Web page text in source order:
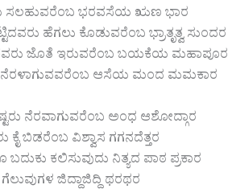
ಸಲಹುವರೆಂಬ ಭರವಸೆಯ ಋಣ ಭಾರ
ಹೆಗಲು ಕೊಡುವರೆಂಬ ಭ್ರಾತೃತ್ವ ಸುಂದರ
ಜೊತೆ ಇರುವರೆಂಬ ಬಯಕೆಯ ಮಹಾಪೂರ
ನೆರಳಾಗುವವರೆಂಬ ಆಸೆಯ ಮಂದ ಮಮಕಾರ
ನೆರವಾಗುವರೆಂಬ ಅಂಧ ಆಶೋದ್ಗಾರ
ಬಿಡರೆಂಬ ವಿಶ್ವಾಸ ಗಗನದೆತ್ತರ
ಬದುಕು ಕಲಿಸುವುದು ನಿತ್ಯದ ಪಾಠ ಪ್ರಕಾರ
ಜಿದ್ದಾಜಿದ್ದಿ ಥರಥರ